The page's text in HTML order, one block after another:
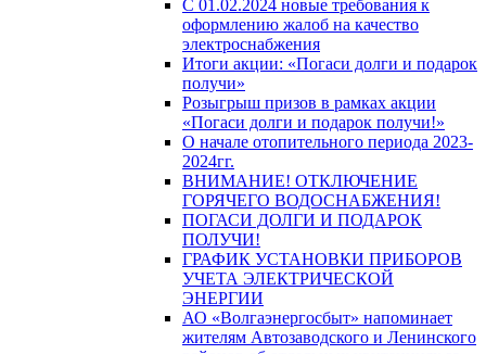
С 01.02.2024 новые требования к
оформлению жалоб на качество
электроснабжения
Итоги акции: «Погаси долги и подарок
получи»
Розыгрыш призов в рамках акции
«Погаси долги и подарок получи!»
О начале отопительного периода 2023-
2024гг.
ВНИМАНИЕ! ОТКЛЮЧЕНИЕ
ГОРЯЧЕГО ВОДОСНАБЖЕНИЯ!
ПОГАСИ ДОЛГИ И ПОДАРОК
ПОЛУЧИ!
ГРАФИК УСТАНОВКИ ПРИБОРОВ
УЧЕТА ЭЛЕКТРИЧЕСКОЙ
ЭНЕРГИИ
АО «Волгаэнергосбыт» напоминает
жителям Автозаводского и Ленинского